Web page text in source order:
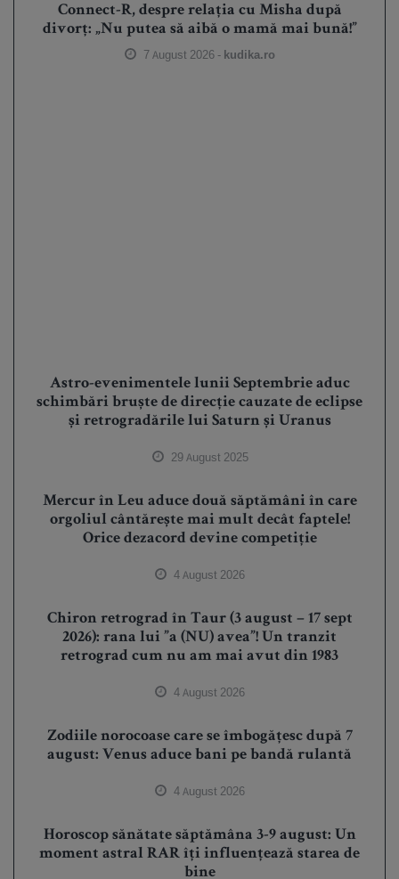
Connect-R, despre relația cu Misha după
divorț: „Nu putea să aibă o mamă mai bună!”
7 August 2026 - kudika.ro
Astro-evenimentele lunii Septembrie aduc
schimbări bruște de direcție cauzate de eclipse
și retrogradările lui Saturn și Uranus
29 August 2025
Mercur în Leu aduce două săptămâni în care
orgoliul cântărește mai mult decât faptele!
Orice dezacord devine competiție
4 August 2026
Chiron retrograd în Taur (3 august – 17 sept
2026): rana lui ”a (NU) avea”! Un tranzit
retrograd cum nu am mai avut din 1983
4 August 2026
Zodiile norocoase care se îmbogățesc după 7
august: Venus aduce bani pe bandă rulantă
4 August 2026
Horoscop sănătate săptămâna 3-9 august: Un
moment astral RAR îți influențează starea de
bine